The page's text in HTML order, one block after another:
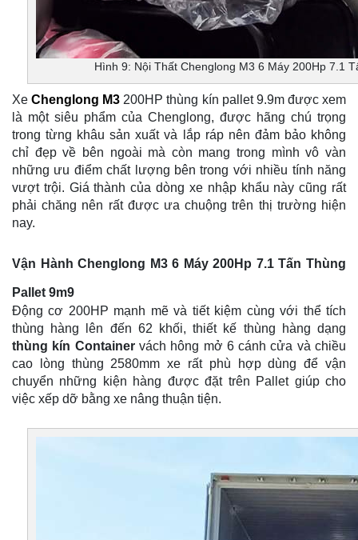
Hình 9: Nội Thất Chenglong M3 6 Máy 200Hp 7.1
XeChenglong M3 200HP thùng kín pallet 9.9m được xem
là một siêu phẩm của Chenglong, được hãng chú trọng
trong từng khâu sản xuất và lắp ráp nên đảm bảo không
chỉ đẹp về bên ngoài mà còn mang trong mình vô vàn
những ưu điểm chất lượng bên trong với nhiều tính năng
vượt trội. Giá thành của dòng xe nhập khẩu này cũng rất
phải chăng nên rất được ưa chuộng trên thị trường hiện
nay.
Vận HànhChenglong M3 6 Máy 200Hp 7.1 Tấn Thùng
Pallet 9m9
Động cơ 200HP mạnh mẽ và tiết kiệm cùng với thể tích
thùng hàng lên đến 62 khối, thiết kế thùng hàng dạng
thùng kín Containervách hông mở 6 cánh cửa và chiều
cao lòng thùng 2580mm xe rất phù hợp dùng để vận
chuyển những kiện hàng được đặt trên Pallet giúp cho
việc xếp dỡ bằng xe nâng thuận tiện.